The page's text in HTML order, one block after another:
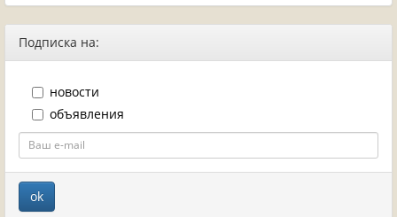
Подписка на:
новости
объявления